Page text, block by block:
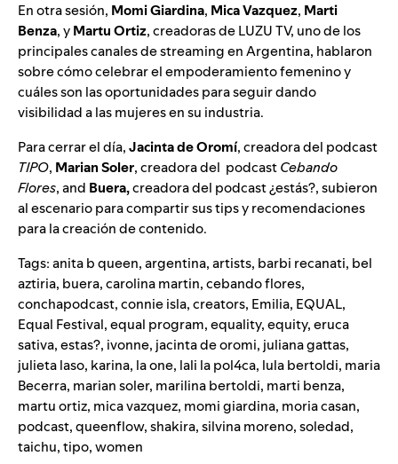
En otra sesión, Momi Giardina, Mica Vazquez, Marti
Benza, yMartu Ortiz, creadoras de LUZU TV, uno de los
principales canales de streaming en Argentina, hablaron
sobre cómo celebrar el empoderamiento femenino y
cuáles son las oportunidades para seguir dando
visibilidad a las mujeres en su industria.
Para cerrar el día,Jacinta de Oromí, creadora del podcast
TIPO, Marian Soler, creadora del podcastCebando
Flores, and Buera,creadora del podcast¿estás?, subieron
al escenario para compartir sus tips y recomendaciones
para la creación de contenido.
Tags:anita b queen,argentina,artists, barbi recanati, bel
aztiria, buera,carolina martin,cebando flores,
conchapodcast,connie isla,creators, Emilia, EQUAL,
Equal Festival,equal program,equality,equity,eruca
sativa,estas?, ivonne, jacinta de oromi, juliana gattas,
julieta laso, karina, la one, lali la pol4ca, lula bertoldi, maria
Becerra, marian soler, marilina bertoldi, marti benza,
martu ortiz, mica vazquez, momi giardina, moria casan,
podcast,queenflow,shakira,silvina moreno,soledad,
taichu,tipo,women